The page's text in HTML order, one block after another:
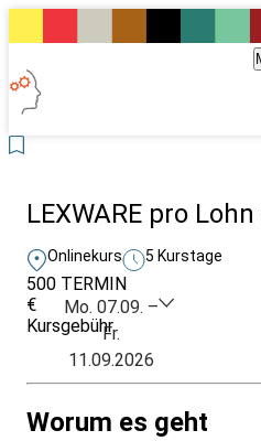
LEXWARE pro
Onlinekurs 5 Kurstage
500
€
Kursgebühr
TERMIN
Mo. 07.09. –
Fr.
11.09.2026
Worum es geht